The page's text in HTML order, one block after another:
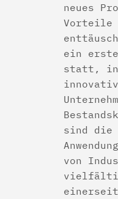
neues
Vorteile
ein
statt,
sind die
von